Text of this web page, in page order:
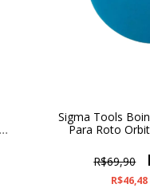
Sigma Tools
Para Roto
R$69,90
R$46,48